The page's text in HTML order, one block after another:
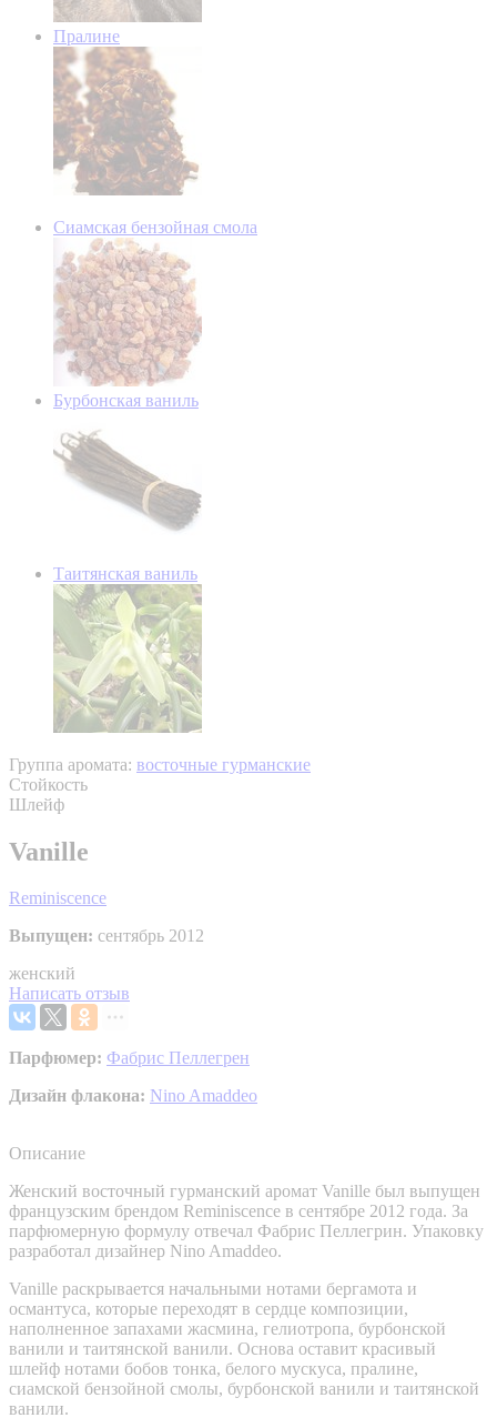
Пралине
Сиамская бензойная смола
Бурбонская ваниль
Таитянская ваниль
Группа аромата: восточные гурманские
Стойкость
Шлейф
Vanille
Reminiscence
Выпущен: сентябрь 2012
женский
Написать отзыв
Парфюмер: Фабрис Пеллегрен
Дизайн флакона: Nino Amaddeo
Описание
Женский восточный гурманский аромат Vanille был выпущен
французским брендом Reminiscence в сентябре 2012 года. За
парфюмерную формулу отвечал Фабрис Пеллегрин. Упаковку
разработал дизайнер Nino Amaddeo.
Vanille раскрывается начальными нотами бергамота и
османтуса, которые переходят в сердце композиции,
наполненное запахами жасмина, гелиотропа, бурбонской
ванили и таитянской ванили. Основа оставит красивый
шлейф нотами бобов тонка, белого мускуса, пралине,
сиамской бензойной смолы, бурбонской ванили и таитянской
ванили.